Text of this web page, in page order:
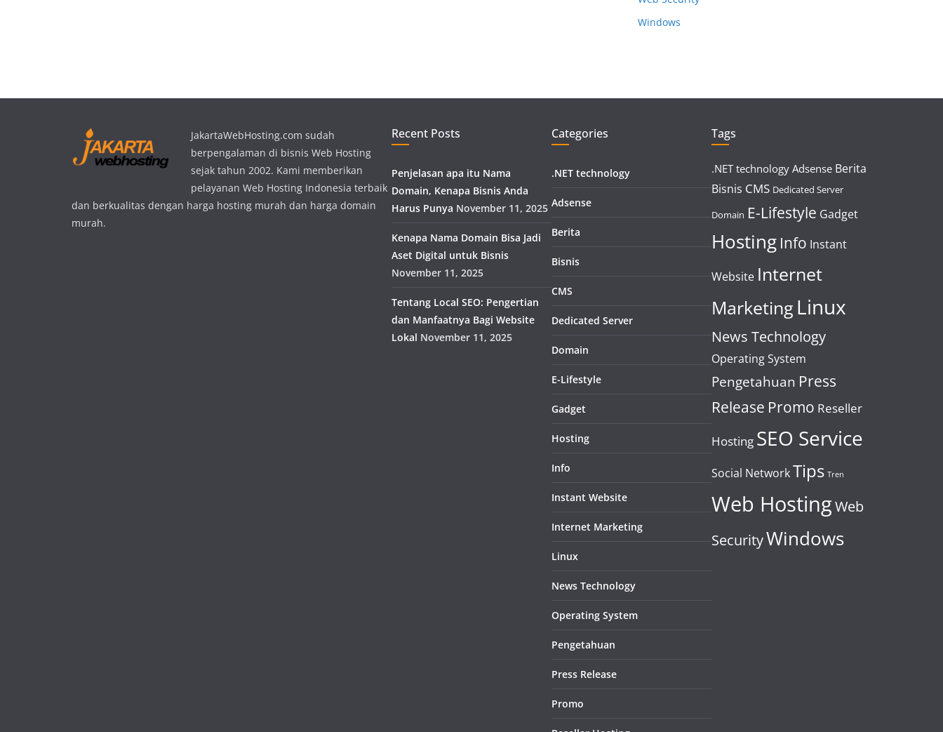
Windows
JakartaWebHosting.com sudah
berpengalaman di bisnis Web Hosting
sejak tahun 2002. Kami memberikan
pelayanan Web Hosting Indonesia terbaik
dan berkualitas dengan harga hosting murah dan harga domain
murah.
Recent Posts
Penjelasan apa itu Nama
Domain, Kenapa Bisnis Anda
Harus Punya November 11, 2025
Kenapa Nama Domain Bisa Jadi
Aset Digital untuk Bisnis
November 11, 2025
Tentang Local SEO: Pengertian
dan Manfaatnya Bagi Website
Lokal November 11, 2025
Categories
.NET technology
Adsense
Berita
Bisnis
CMS
Dedicated Server
Domain
E-Lifestyle
Gadget
Hosting
Info
Instant Website
Internet Marketing
Linux
News Technology
Operating System
Pengetahuan
Press Release
Promo
Tags
.NET technology Adsense Berita
Bisnis CMS Dedicated Server
Domain E-Lifestyle Gadget
Hosting Info Instant
Website Internet
Marketing Linux
News Technology
Operating System
Pengetahuan Press
Release Promo Reseller
Hosting SEO Service
Social NetworkTips Tren
Web HostingWeb
SecurityWindows